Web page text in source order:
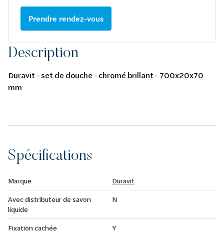
Prendre rendez-vous
Description
Duravit - set de douche - chromé brillant - 700x20x70
mm
Spécifications
Marque
Duravit
Avec distributeur de savon
liquide
N
Fixation cachée
Y